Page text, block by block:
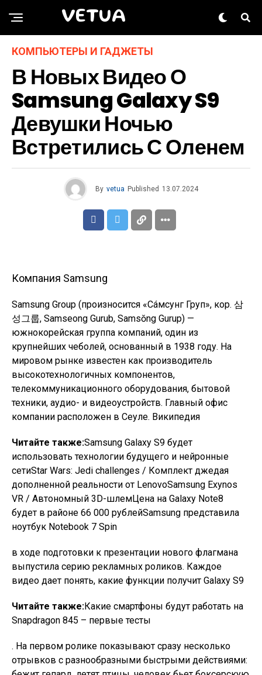
VETUA
КОМПЬЮТЕРЫ И ГАДЖЕТЫ
В Новых Видео О
Samsung Galaxy S9
Девушки Ночью
Встретились С Оленем
By vetua Published 13.07.2024
Компания Samsung
Samsung Group (произносится «Сáмсунг Груп», кор. 삼
성그룹, Samseong Gurub, Samsŏng Gurup) —
южнокорейская группа компаний, один из
крупнейших чеболей, основанный в 1938 году. На
мировом рынке известен как производитель
высокотехнологичных компонентов,
телекоммуникационного оборудования, бытовой
техники, аудио- и видеоустройств. Главный офис
компании расположен в Сеуле. Википедия
Читайте также:Samsung Galaxy S9 будет
использовать технологии будущего и нейронные
сетиStar Wars: Jedi challenges / Комплект джедая
дополненной реальности от LenovoSamsung Exynos
VR / Автономный 3D-шлемЦена на Galaxy Note8
будет в районе 66 000 рублейSamsung представила
ноутбук Notebook 7 Spin
в ходе подготовки к презентации нового флагмана
выпустила серию рекламных роликов. Каждое
видео дает понять, какие функции получит Galaxy S9
Читайте также:Какие смартфоны будут работать на
Snapdragon 845 – первые тесты
. На первом ролике показывают сразу несколько
отрывков с разнообразными быстрыми действиями: